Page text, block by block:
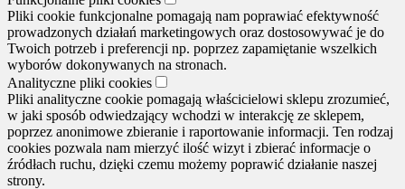
Pliki cookie funkcjonalne pomagają nam poprawiać efektywność
prowadzonych działań marketingowych oraz dostosowywać je do
Twoich potrzeb i preferencji np. poprzez zapamiętanie wszelkich
wyborów dokonywanych na stronach.
Analityczne pliki cookies
Pliki analityczne cookie pomagają właścicielowi sklepu zrozumieć,
w jaki sposób odwiedzający wchodzi w interakcję ze sklepem,
poprzez anonimowe zbieranie i raportowanie informacji. Ten rodzaj
cookies pozwala nam mierzyć ilość wizyt i zbierać informacje o
źródłach ruchu, dzięki czemu możemy poprawić działanie naszej
strony.